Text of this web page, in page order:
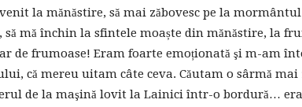
la mănăstire, să mai zăbovesc pe la
să mă închin la sfintele moaște din mănăstire, la
de frumoase! Eram foarte emoționată şi m-am
că mereu uitam câte ceva. Căutam o sârmă mai
de la maşină lovit la Lainici într-o bordură…